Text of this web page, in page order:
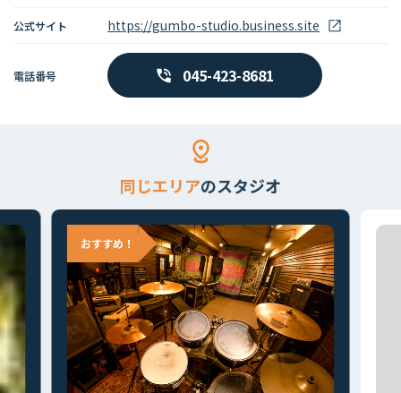
公式サイト https://gumbo-studio.business.site
電話番号 045-423-8681
同じエリアのスタジオ